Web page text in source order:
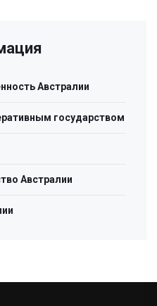
Австралии
государством
Австралии